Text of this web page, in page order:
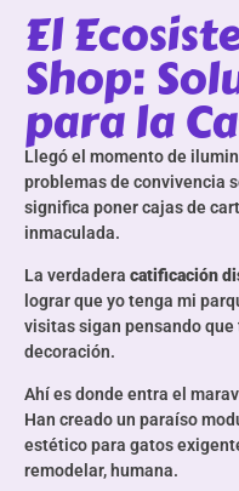
El
Shop:
para la
Llegó el momento de
problemas de convivencia
significa poner cajas de
inmaculada.
La verdadera catificación
lograr que yo tenga mi
visitas sigan pensando
decoración.
Ahí es donde entra el
Han creado un paraíso
estético para gatos
remodelar, humana.